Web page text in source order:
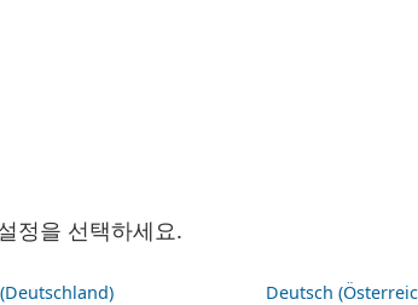
정을 선택하세요.
Deutsch